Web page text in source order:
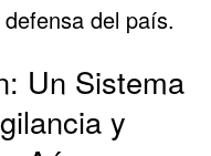
del país.
Un Sistema
y